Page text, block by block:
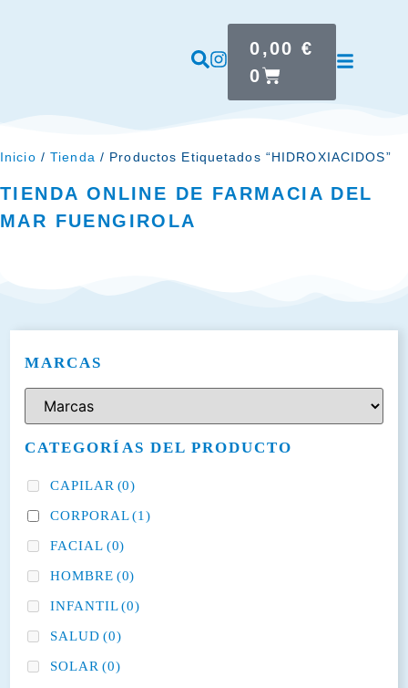
0,00€
0
Inicio /Tienda / Productos Etiquetados “HIDROXIACIDOS”
TIENDA ONLINE DE FARMACIA DEL
MAR FUENGIROLA
MARCAS
CATEGORÍAS DEL PRODUCTO
CAPILAR (0)
CORPORAL (1)
FACIAL (0)
HOMBRE (0)
INFANTIL (0)
SALUD (0)
SOLAR (0)